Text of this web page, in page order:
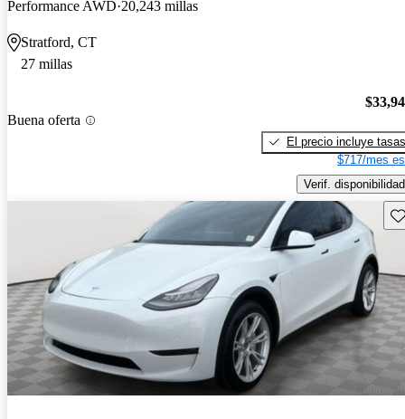
Performance AWD 20,243 millas
Stratford, CT
27 millas
Buena oferta
El precio incluye tasas
$717/mes
Verif. disponibilidad